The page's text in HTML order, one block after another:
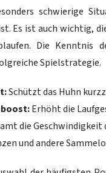
schwierige
Es ist auch wichtig,
Die Kenntnis
Spielstrategie.
Schützt das Huhn
Erhöht die
die Geschwindigkeit
und andere